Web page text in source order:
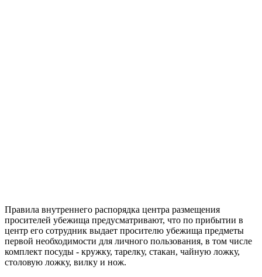
Правила внутреннего распорядка центра размещения
просителей убежища предусматривают, что по прибытии в
центр его сотрудник выдает просителю убежища предметы
первой необходимости для личного пользования, в том числе
комплект посуды - кружку, тарелку, стакан, чайную ложку,
столовую ложку, вилку и нож.